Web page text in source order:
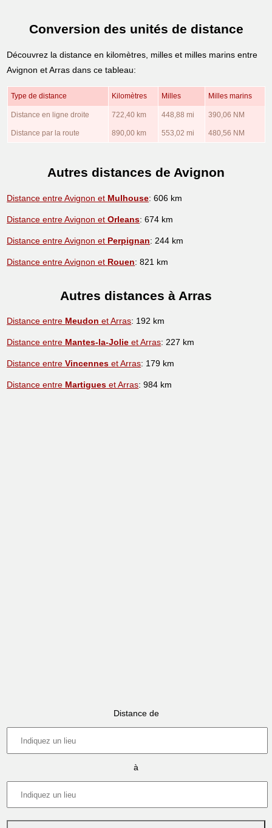
Conversion des unités de distance
Découvrez la distance en kilomètres, milles et milles marins entre
Avignon et Arras dans ce tableau:
Type de distance Kilomètres Milles Milles marins
Distance en ligne droite 722,40 km 448,88 mi 390,06 NM
Distance par la route 890,00 km 553,02 mi 480,56 NM
Autres distances de Avignon
Distance entre Avignon et Mulhouse: 606 km
Distance entre Avignon etOrleans: 674 km
Distance entre Avignon et Perpignan: 244 km
Distance entre Avignon et Rouen: 821 km
Autres distances à Arras
Distance entre Meudon et Arras: 192 km
Distance entre Mantes-la-Jolie et Arras: 227 km
Distance entreVincennes et Arras: 179 km
Distance entre Martigues et Arras: 984 km
Distance de
à